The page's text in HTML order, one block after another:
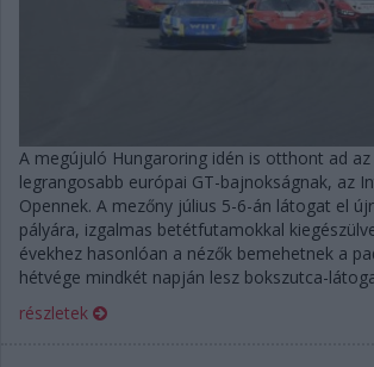
A megújuló Hungaroring idén is otthont ad az
legrangosabb európai GT-bajnokságnak, az
Opennek. A mezőny július 5-6-án látogat el
pályára, izgalmas betétfutamokkal
évekhez hasonlóan a nézők bemehetnek a
hétvége mindkét napján lesz bokszutca-
részletek